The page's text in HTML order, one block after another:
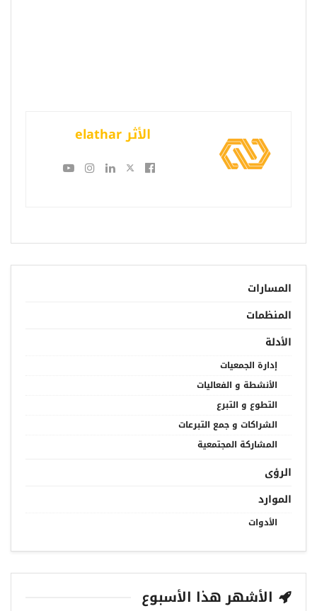
الأثر elathar
المسارات
المنظمات
الأدلة
إدارة الجمعيات
الأنشطة و الفعاليات
التطوع و التبرع
الشراكات و جمع التبرعات
المشاركة المجتمعية
الرؤى
الموارد
الأدوات
الأشهر هذا الأسبوع